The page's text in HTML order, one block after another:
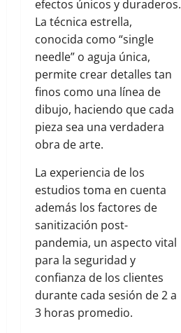
efectos únicos y duraderos.
La técnica estrella,
conocida como “single
needle” o aguja única,
permite crear detalles tan
finos como una línea de
dibujo, haciendo que cada
pieza sea una verdadera
obra de arte.
La experiencia de los
estudios toma en cuenta
además los factores de
sanitización post-
pandemia, un aspecto vital
para la seguridad y
confianza de los clientes
durante cada sesión de 2 a
3 horas promedio.